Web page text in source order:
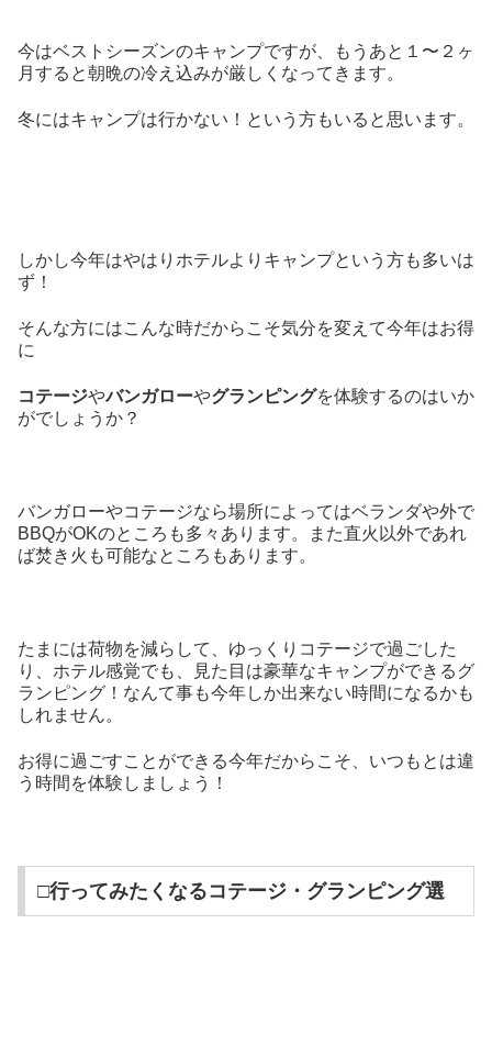
今はベストシーズンのキャンプですが、もうあと１〜２ヶ
月すると朝晩の冷え込みが厳しくなってきます。
冬にはキャンプは行かない！という方もいると思います。
しかし今年はやはりホテルよりキャンプという方も多いは
ず！
そんな方にはこんな時だからこそ気分を変えて今年はお得
に
コテージやバンガローやグランピングを体験するのはいか
がでしょうか？
バンガローやコテージなら場所によってはベランダや外で
BBQがOKのところも多々あります。また直火以外であれ
ば焚き火も可能なところもあります。
たまには荷物を減らして、ゆっくりコテージで過ごした
り、ホテル感覚でも、見た目は豪華なキャンプができるグ
ランピング！なんて事も今年しか出来ない時間になるかも
しれません。
お得に過ごすことができる今年だからこそ、いつもとは違
う時間を体験しましょう！
□行ってみたくなるコテージ・グランピング選